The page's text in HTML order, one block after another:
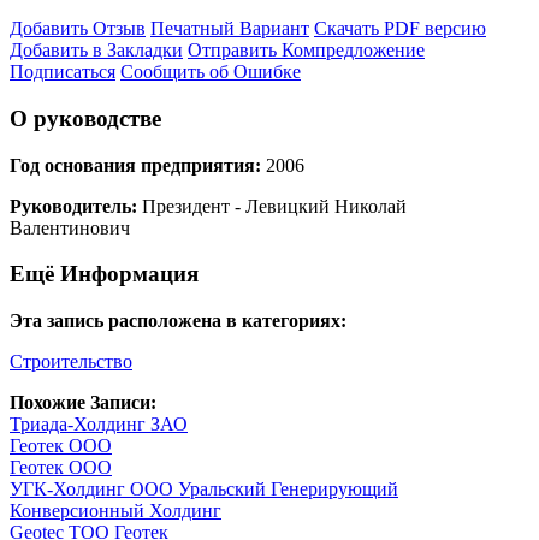
Добавить Отзыв Печатный Вариант Скачать PDF версию
Добавить в Закладки Отправить Компредложение
Подписаться Сообщить об Ошибке
О руководстве
Год основания предприятия: 2006
Руководитель: Президент - Левицкий Николай
Валентинович
Ещё Информация
Эта запись расположена в категориях:
Строительство
Похожие Записи:
Триада-Холдинг ЗАО
Геотек ООО
Геотек ООО
УГК-Холдинг ООО Уральский Генерирующий
Конверсионный Холдинг
Geotec ТОО Геотек